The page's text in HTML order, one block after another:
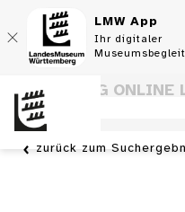
LMW App
Ihr digitaler
SAMMLUNG ONLINE
WÜRTTEMBERG
zurück zum